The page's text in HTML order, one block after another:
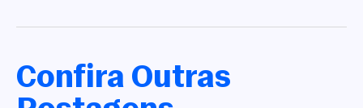
Confira Outras